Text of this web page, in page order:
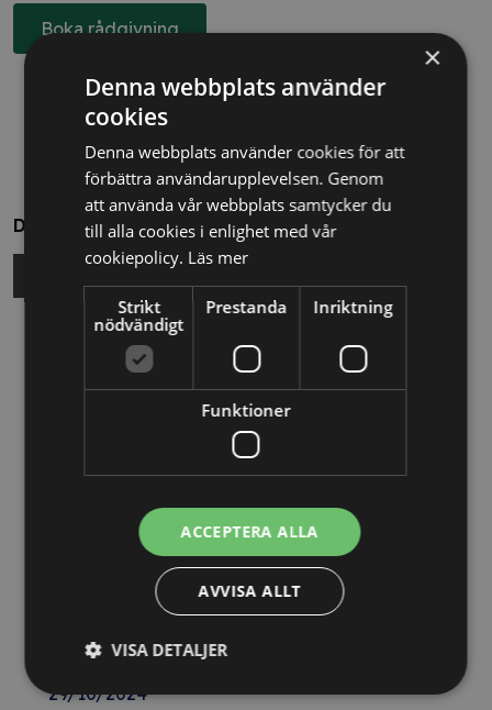
Boka rådgivning
Dela
Relaterade nyheter
Nya Världsbanksregler öppnar för
svenska företag – lär dig vinna
Detta innebär
29/10/2024
×
Denna webbplats använder
cookies
Denna webbplats använder cookies för att
förbättra användarupplevelsen. Genom
att använda vår webbplats samtycker du
till alla cookies i enlighet med vår
cookiepolicy. Läs mer
Strikt
nödvändigt
Prestanda Inriktning
Funktioner
ACCEPTERA ALLA
AVVISA ALLT
VISA DETALJER